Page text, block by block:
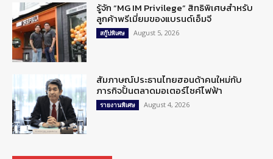
รู้จัก “MG IM Privilege” สิทธิพิเศษสำหรับ
ลูกค้าพรีเมี่ยมของแบรนด์เอ็มจี
สกู๊ปพิเศษ August 5, 2026
สัมภาษณ์ประธานไทยฮอนด้าคนใหม่กับ
ภารกิจปั้นตลาดมอเตอร์ไซค์ไฟฟ้า
รายงานพิเศษ August 4, 2026